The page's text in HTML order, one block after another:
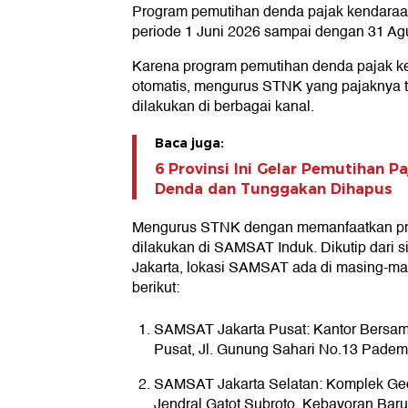
Program pemutihan denda pajak
periode 1 Juni 2026 sampai dengan 31
Karena program pemutihan denda pajak
otomatis, mengurus STNK yang pajaknya
dilakukan di berbagai kanal.
Baca juga:
6 Provinsi Ini Gelar Pemutihan
Denda dan Tunggakan Dihapus
Mengurus STNK dengan memanfaatkan
dilakukan di SAMSAT Induk. Dikutip dari
Jakarta, lokasi SAMSAT ada di masing-
berikut:
SAMSAT Jakarta Pusat: Kantor
Pusat, Jl. Gunung Sahari No.13
SAMSAT Jakarta Selatan: Komplek